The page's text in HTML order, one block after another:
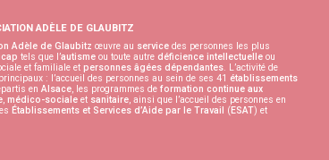
ADÈLE DE GLAUBITZ
Adèle de Glaubitz œuvre au servicedes personnes les plus
tels que l’autismeou toute autredéficience intellectuelle ou
et familiale et personnes âgées dépendantes. L’activité de
: l’accueil des personnes au sein de ses 41 établissements
en Alsace, les programmes de formation continue aux
, médico-socialeet sanitaire, ainsi que l’accueil des personnes en
Établissements et Services d’Aide par le Travail (ESAT) et